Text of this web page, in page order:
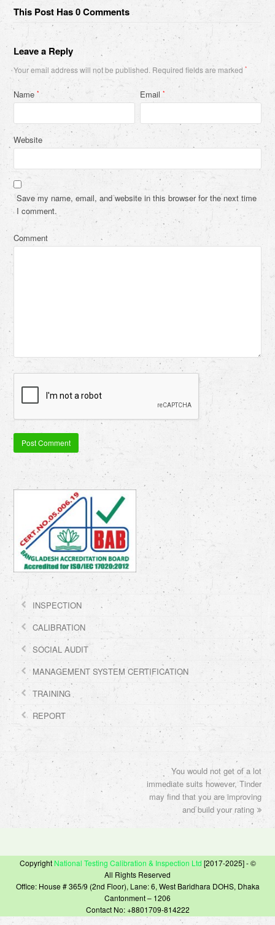
This Post Has 0 Comments
Leave a Reply
Your email address will not be published. Required fields are marked*
Name* Email*
Website
Save my name, email, and website in this browser for the next time
I comment.
Comment
INSPECTION
CALIBRATION
SOCIAL AUDIT
MANAGEMENT SYSTEM CERTIFICATION
TRAINING
REPORT
next
post:
You would not get of a lot
immediate suits however, Tinder
may find that you are improving
and build your rating
Copyright National Testing Calibration & Inspection Ltd [2017-2025] - ©
All Rights Reserved
Office: House # 365/9 (2nd Floor), Lane: 6, West Baridhara DOHS, Dhaka
Cantonment – 1206
Contact No: +8801709-814222